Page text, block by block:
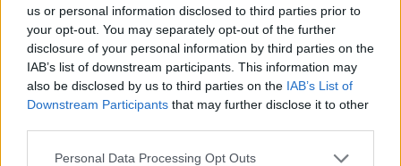
us or personal information disclosed to third parties prior to
your opt-out. You may separately opt-out of the further
disclosure of your personal information by third parties on the
IAB’s list of downstream participants. This information may
also be disclosed by us to third parties on the IAB’s List of
Downstream Participants that may further disclose it to other
Please note that this website/app uses one or more Google
Personal Data Processing Opt Outs